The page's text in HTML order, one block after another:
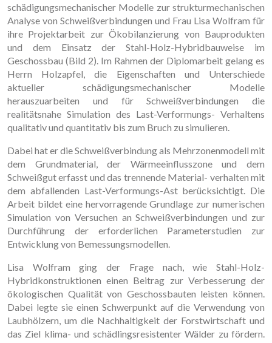
schädigungsmechanischer Modelle zur strukturmechanischen
Analyse von Schweißverbindungen und Frau Lisa Wolfram für
ihre Projektarbeit zur Ökobilanzierung von Bauprodukten
und dem Einsatz der Stahl-Holz-Hybridbauweise im
Geschossbau (Bild 2). Im Rahmen der Diplomarbeit gelang es
Herrn Holzapfel, die Eigenschaften und Unterschiede
aktueller schädigungsmechanischer Modelle
herauszuarbeiten und für Schweißverbindungen die
realitätsnahe Simulation des Last-Verformungs- Verhaltens
qualitativ und quantitativ bis zum Bruch zu simulieren.
Dabei hat er die Schweißverbindung als Mehrzonenmodell mit
dem Grundmaterial, der Wärmeeinflusszone und dem
Schweißgut erfasst und das trennende Material- verhalten mit
dem abfallenden Last-Verformungs-Ast berücksichtigt. Die
Arbeit bildet eine hervorragende Grundlage zur numerischen
Simulation von Versuchen an Schweißverbindungen und zur
Durchführung der erforderlichen Parameterstudien zur
Entwicklung von Bemessungsmodellen.
Lisa Wolfram ging der Frage nach, wie Stahl-Holz-
Hybridkonstruktionen einen Beitrag zur Verbesserung der
ökologischen Qualität von Geschossbauten leisten können.
Dabei legte sie einen Schwerpunkt auf die Verwendung von
Laubhölzern, um die Nachhaltigkeit der Forstwirtschaft und
das Ziel klima- und schädlingsresistenter Wälder zu fördern.